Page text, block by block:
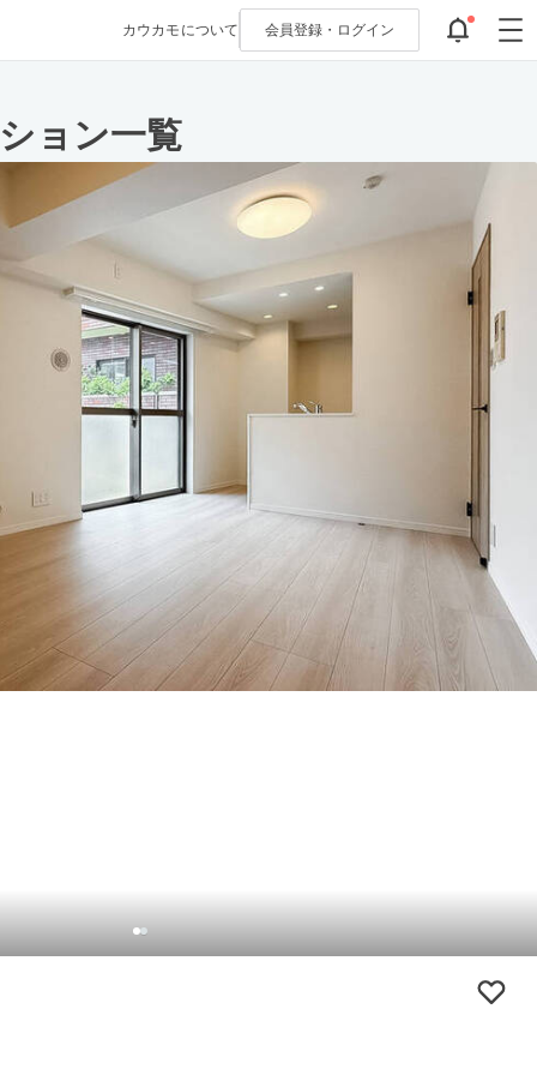
カウカモについて 会員登録・ ログイン
ョン一覧